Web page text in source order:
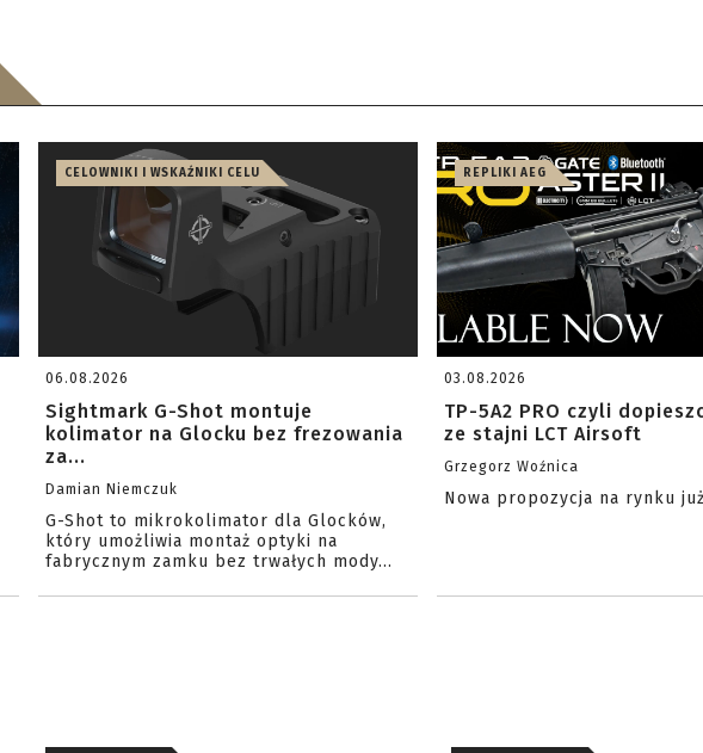
CELOWNIKI I WSKAŹNIKI CELU
06.08.2026
Sightmark G-Shot montuje
kolimator na Glocku bez frezowania
za...
Damian Niemczuk
G-Shot to mikrokolimator dla Glocków,
który umożliwia montaż optyki na
fabrycznym zamku bez trwałych mody...
REPLIKI AEG
03.08.2026
TP-5A2 PRO czyli
ze stajni LCT Airsoft
Grzegorz Woźnica
Nowa propozycja na rynku